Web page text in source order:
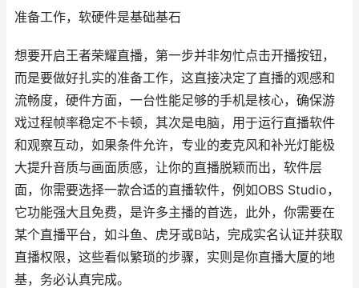
准备工作，软硬件是基础基石
想要开启王者荣耀直播，第一步并非匆忙点击开播按钮，
而是要做好扎实的准备工作，这直接决定了直播的观感和
流畅度，硬件方面，一台性能足够的手机是核心，确保游
戏过程帧率稳定不卡顿，其次是电脑，用于运行直播软件
和观察互动，如果条件允许，专业的麦克风和补光灯能极
大提升音质与画面质感，让你的直播脱颖而出，软件层
面，你需要选择一款合适的直播软件，例如OBS Studio，
它功能强大且免费，是许多主播的首选，此外，你需要在
某个直播平台，如斗鱼、虎牙或B站，完成实名认证并获取
直播权限，这些看似繁琐的步骤，实则是你直播大厦的地
基，务必认真完成。